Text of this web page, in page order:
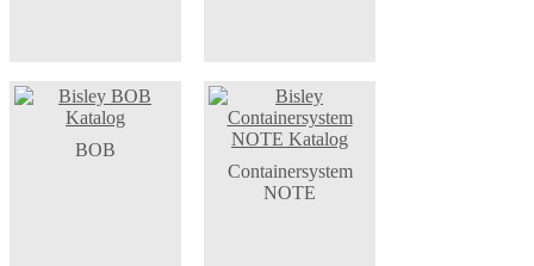
BOB
Containersystem
NOTE